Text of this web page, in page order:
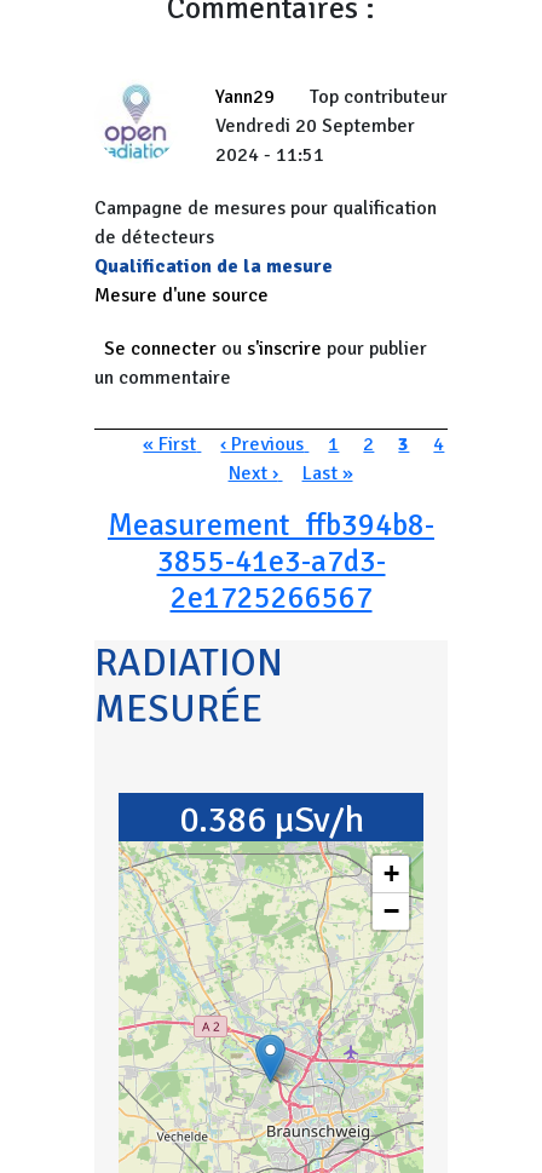
Commentaires :
Yann29
Top contributeur
Vendredi 20 September
2024 - 11:51
Campagne de mesures pour qualification
de détecteurs
Qualification de la mesure
Mesure d'une source
Se connecter ou s'inscrire pour publier
un commentaire
Pagination
Première page
« First Page précédente
‹ Previous Page
1 Page
2 Page courante
3 Page
4
Page suivante
Next › Dernière page
Last »
Measurement_ffb394b8-
3855-41e3-a7d3-
2e1725266567
RADIATION
MESURÉE
0.386 µSv/h
+
−